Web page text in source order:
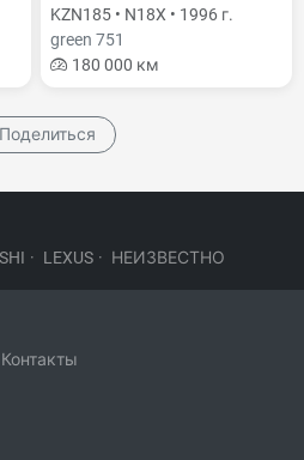
KZN185 • N18X • 1996 г.
green 751
180 000 км
Поделиться
· LEXUS · НЕИЗВЕСТНО
Контакты